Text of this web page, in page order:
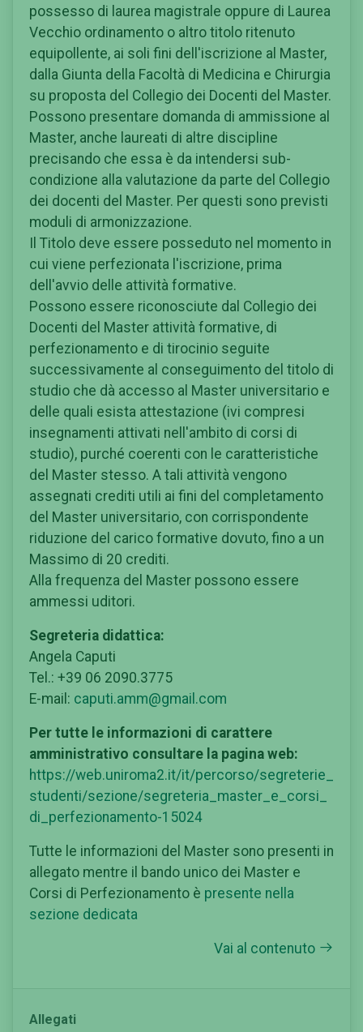
possesso di laurea magistrale oppure di Laurea
Vecchio ordinamento o altro titolo ritenuto
equipollente, ai soli fini dell'iscrizione al Master,
dalla Giunta della Facoltà di Medicina e Chirurgia
su proposta del Collegio dei Docenti del Master.
Possono presentare domanda di ammissione al
Master, anche laureati di altre discipline
precisando che essa è da intendersi sub-
condizione alla valutazione da parte del Collegio
dei docenti del Master. Per questi sono previsti
moduli di armonizzazione.
Il Titolo deve essere posseduto nel momento in
cui viene perfezionata l'iscrizione, prima
dell'avvio delle attività formative.
Possono essere riconosciute dal Collegio dei
Docenti del Master attività formative, di
perfezionamento e di tirocinio seguite
successivamente al conseguimento del titolo di
studio che dà accesso al Master universitario e
delle quali esista attestazione (ivi compresi
insegnamenti attivati nell'ambito di corsi di
studio), purché coerenti con le caratteristiche
del Master stesso. A tali attività vengono
assegnati crediti utili ai fini del completamento
del Master universitario, con corrispondente
riduzione del carico formative dovuto, fino a un
Massimo di 20 crediti.
Alla frequenza del Master possono essere
ammessi uditori.
Segreteria didattica:
Angela Caputi
Tel.: +39 06 2090.3775
E-mail: caputi.amm@gmail.com
Per tutte le informazioni di carattere
amministrativo consultare la pagina web:
https://web.uniroma2.it/it/percorso/segreterie_
studenti/sezione/segreteria_master_e_corsi_
di_perfezionamento-15024
Tutte le informazioni del Master sono presenti in
allegato mentre il bando unico dei Master e
Corsi di Perfezionamento è presente nella
sezione dedicata
Vai al contenuto
Allegati